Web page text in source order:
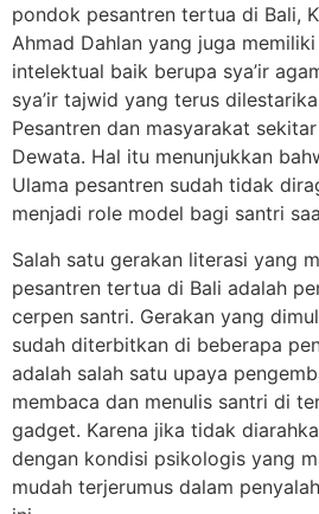
pondok pesantren tertua di Bali,
Ahmad Dahlan yang juga
intelektual baik berupa sya’ir
sya’ir tajwid yang terus
Pesantren dan masyarakat
Dewata. Hal itu menunjukkan
Ulama pesantren sudah tidak
menjadi role model bagi santri
Salah satu gerakan literasi yang
pesantren tertua di Bali adalah
cerpen santri. Gerakan yang
sudah diterbitkan di beberapa
adalah salah satu upaya
membaca dan menulis santri di
gadget. Karena jika tidak
dengan kondisi psikologis yang
mudah terjerumus dalam